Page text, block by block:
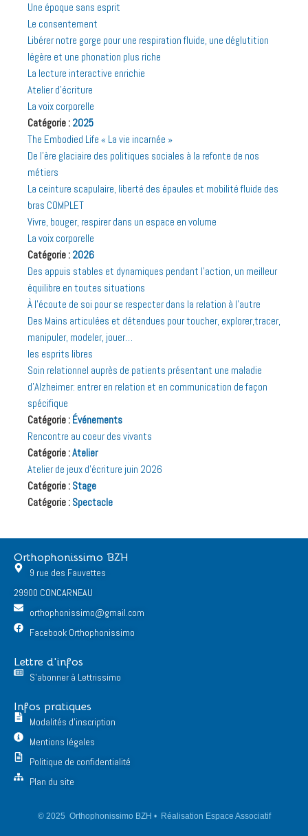
Une époque sans esprit
Le consentement
Libérer notre gorge pour une respiration fluide, une déglutition
légère et une phonation plus riche
La lecture interactive enrichie
Atelier d’écriture
La voix corporelle
Catégorie : 2025
The Embodied Life « La vie incarnée »
De l’ère glaciaire des politiques sociales à la refonte de nos
métiers
La ceinture scapulaire, liberté des épaules et mobilité fluide des
bras COMPLET
Vivre, bouger, respirer dans un espace en volume
La voix corporelle
Catégorie : 2026
Des appuis stables et dynamiques pendant l’action, un meilleur
équilibre en toutes situations
À l’écoute de soi pour se respecter dans la relation à l’autre
Des Mains articulées et détendues pour toucher, explorer,tracer,
manipuler, modeler, jouer…
les esprits libres
Soin relationnel auprès de patients présentant une maladie
d’Alzheimer: entrer en relation et en communication de façon
spécifique
Catégorie : Événements
Rencontre au coeur des vivants
Catégorie :Atelier
Atelier de jeux d’écriture juin 2026
Catégorie : Stage
Catégorie : Spectacle
Orthophonissimo BZH
9 rue des Fauvettes
29900 CONCARNEAU
orthophonissimo@gmail.com
Facebook Orthophonissimo
Lettre d'infos
S'abonner à Lettrissimo
Infos pratiques
Modalités d'inscription
Mentions légales
Politique de confidentialité
Plan du site
© 2025 Orthophonissimo BZH • Réalisation Espace Associatif